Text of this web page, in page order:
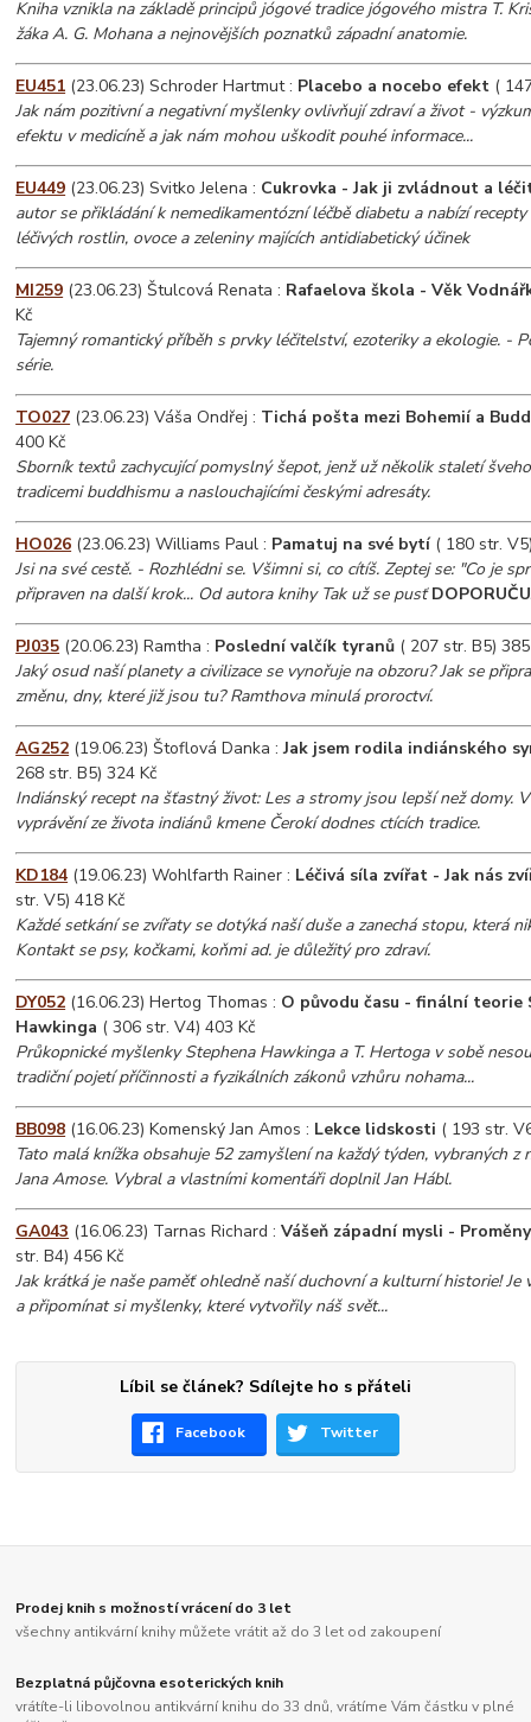
Kniha vznikla na základě principů jógové tradice jógového mistra T.
žáka A. G. Mohana a nejnovějších poznatků západní anatomie.
EU451 (23.06.23) Schroder Hartmut : Placebo a nocebo efekt (
Jak nám pozitivní a negativní myšlenky ovlivňují zdraví a život -
efektu v medicíně a jak nám mohou uškodit pouhé informace...
EU449 (23.06.23) Svitko Jelena : Cukrovka - Jak ji zvládnout a
autor se přikládání k nemedikamentózní léčbě diabetu a nabízí
léčivých rostlin, ovoce a zeleniny majících antidiabetický účinek
MI259 (23.06.23) Štulcová Renata : Rafaelova škola - Věk
Kč
Tajemný romantický příběh s prvky léčitelství, ezoteriky a ekologie. -
série.
TO027 (23.06.23) Váša Ondřej : Tichá pošta mezi Bohemií a
400 Kč
Sborník textů zachycující pomyslný šepot, jenž už několik staletí
tradicemi buddhismu a naslouchajícími českými adresáty.
HO026 (23.06.23) Williams Paul : Pamatuj na své bytí( 180 str.
Jsi na své cestě. - Rozhlédni se. Všimni si, co cítíš. Zeptej se: "Co je
připraven na další krok... Od autora knihy Tak už se pusť
PJ035 (20.06.23) Ramtha : Poslední valčík tyranů ( 207 str. B5)
Jaký osud naší planety a civilizace se vynořuje na obzoru? Jak se
změnu, dny, které již jsou tu? Ramthova minulá proroctví.
AG252 (19.06.23) Štoflová Danka :Jak jsem rodila indiánského
268 str. B5) 324 Kč
Indiánský recept na šťastný život: Les a stromy jsou lepší než domy.
vyprávění ze života indiánů kmene Čerokí dodnes ctících tradice.
KD184 (19.06.23) Wohlfarth Rainer : Léčivá síla zvířat - Jak nás
str. V5) 418 Kč
Každé setkání se zvířaty se dotýká naší duše a zanechá stopu, která
Kontakt se psy, kočkami, koňmi ad. je důležitý pro zdraví.
DY052 (16.06.23) Hertog Thomas : O původu času - finální teorie
Hawkinga ( 306 str. V4) 403 Kč
Průkopnické myšlenky Stephena Hawkinga a T. Hertoga v sobě
tradiční pojetí příčinnosti a fyzikálních zákonů vzhůru nohama...
BB098 (16.06.23) Komenský Jan Amos : Lekce lidskosti ( 193 str.
Tato malá knížka obsahuje 52 zamyšlení na každý týden, vybraných z
Jana Amose. Vybral a vlastními komentáři doplnil Jan Hábl.
GA043 (16.06.23) Tarnas Richard :Vášeň západní mysli -
str. B4) 456 Kč
Jak krátká je naše paměť ohledně naší duchovní a kulturní historie! Je
a připomínat si myšlenky, které vytvořily náš svět...
Líbil se článek? Sdílejte ho s přáteli
Facebook Twitter
Prodej knih s možností vrácení do 3 let
všechny antikvární knihy můžete vrátit až do 3 let od zakoupení
Bezplatná půjčovna esoterických knih
vrátíte-li libovolnou antikvární knihu do 33 dnů, vrátíme Vám částku v plné